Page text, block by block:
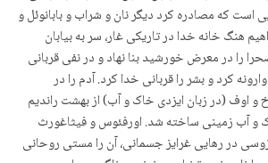
است که مصادره کرد دیگر نان و شراب و بابانوئل و
هنگ خانه خدا در تاریکی غار، سر به بیابان
را در معرض خورشید بنا نهاد و در نفی قربانی
کرد و بشر را قربانی خدا کرد. آدم را در
اوف (در زبان ایزدی خاک و آب) از بهشت راندیم
و آب زمینی ساخته شد. اورفئوس و فیثاغورث
در رهایی غرایز جسمانی، آن را مستی روحانی